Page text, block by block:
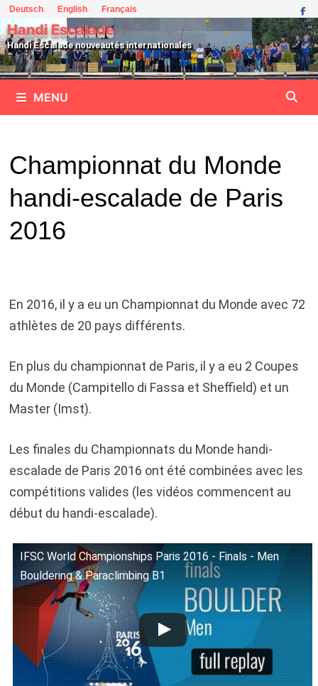
Passer
au
contenu
Deutsch English Français
Handi Escalade
Handi Escalade nouveautés internationales
MENU
Championnat du Monde
handi-escalade de Paris
2016
En 2016, il y a eu un Championnat du Monde avec 72
athlètes de 20 pays différents.
En plus du championnat de Paris, il y a eu 2 Coupes
du Monde (Campitello di Fassa et Sheffield) et un
Master (Imst).
Les finales du Championnats du Monde handi-
escalade de Paris 2016 ont été combinées avec les
compétitions valides (les vidéos commencent au
début du handi-escalade).
IFSC World Championships Paris 2016 - Finals - Men
Bouldering & Paraclimbing B1